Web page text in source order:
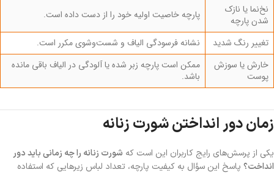
نخ‌نما یا نازک
شدن پارچه
پارچه خاصیت اولیه خود را از دست داده است.
تغییر رنگ شدید
نشانه فرسودگی الیاف و شست‌وشوی مکرر است.
خارش یا سوزش
پوست
ممکن است پارچه زبر شده یا آلودگی در الیاف باقی مانده
باشد.
زمان دور انداختن شورت زنانه
یکی از پرسش‌های رایج کاربران این است که شورت زنانه را چه زمانی باید دور
انداخت؟ پاسخ این سؤال به کیفیت پارچه، تعداد لباس زیرهایی که استفاده